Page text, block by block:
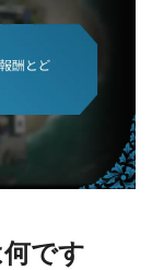
です